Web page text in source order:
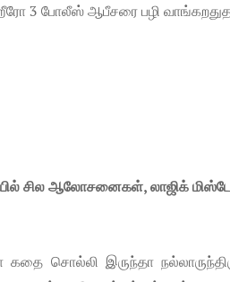
3 போலீஸ் ஆபீசரை பழி
சில ஆலோசனைகள், லாஜிக்
கதை சொல்லி இருந்தா